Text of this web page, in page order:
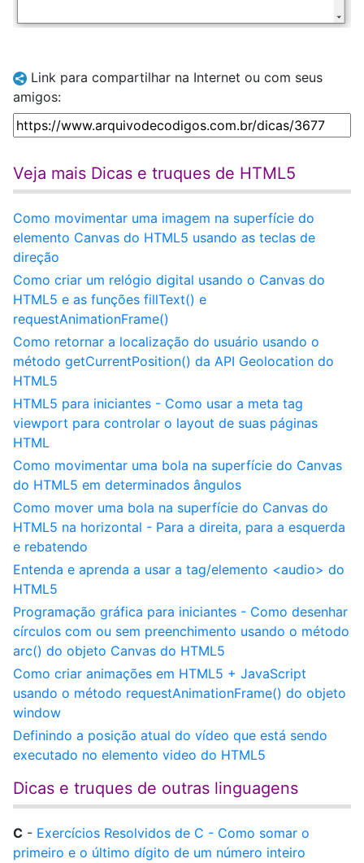
Link para compartilhar na Internet ou com seus
amigos:
Veja mais Dicas e truques de HTML5
Como movimentar uma imagem na superfície do
elemento Canvas do HTML5 usando as teclas de
direção
Como criar um relógio digital usando o Canvas do
HTML5 e as funções fillText() e
requestAnimationFrame()
Como retornar a localização do usuário usando o
método getCurrentPosition() da API Geolocation do
HTML5
HTML5 para iniciantes - Como usar a meta tag
viewport para controlar o layout de suas páginas
HTML
Como movimentar uma bola na superfície do Canvas
do HTML5 em determinados ângulos
Como mover uma bola na superfície do Canvas do
HTML5 na horizontal - Para a direita, para a esquerda
e rebatendo
Entenda e aprenda a usar a tag/elemento <audio> do
HTML5
Programação gráfica para iniciantes - Como desenhar
círculos com ou sem preenchimento usando o método
arc() do objeto Canvas do HTML5
Como criar animações em HTML5 + JavaScript
usando o método requestAnimationFrame() do objeto
window
Definindo a posição atual do vídeo que está sendo
executado no elemento video do HTML5
Dicas e truques de outras linguagens
C - Exercícios Resolvidos de C - Como somar o
primeiro e o último dígito de um número inteiro